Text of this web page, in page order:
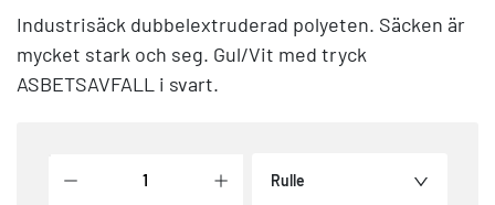
Industrisäck dubbelextruderad polyeten. Säcken är
mycket stark och seg. Gul/Vit med tryck
ASBETSAVFALL i svart.
Rulle